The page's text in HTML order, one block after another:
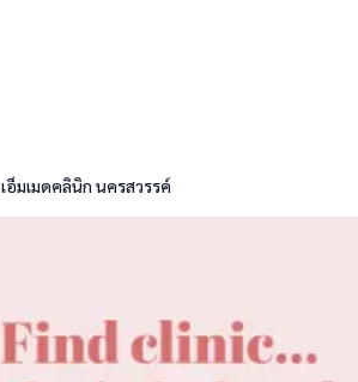
เอ็มเมดคลินิก นครสวรรค์